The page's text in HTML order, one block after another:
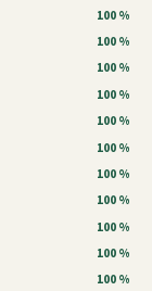
100 %
100 %
100 %
100 %
100 %
100 %
100 %
100 %
100 %
100 %
100 %